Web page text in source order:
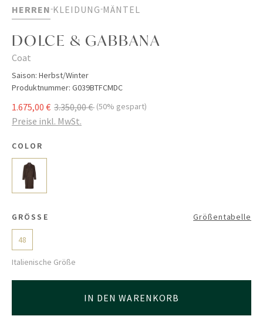
HERREN KLEIDUNG MÄNTEL
DOLCE & GABBANA
Coat
Saison: Herbst/Winter
Produktnummer: G039BTFCMDC
1.675,00 € 3.350,00 € (50% gespart)
Preise inkl. MwSt.
COLOR
GRÖSSE Größentabelle
48
Italienische Größe
IN DEN WARENKORB